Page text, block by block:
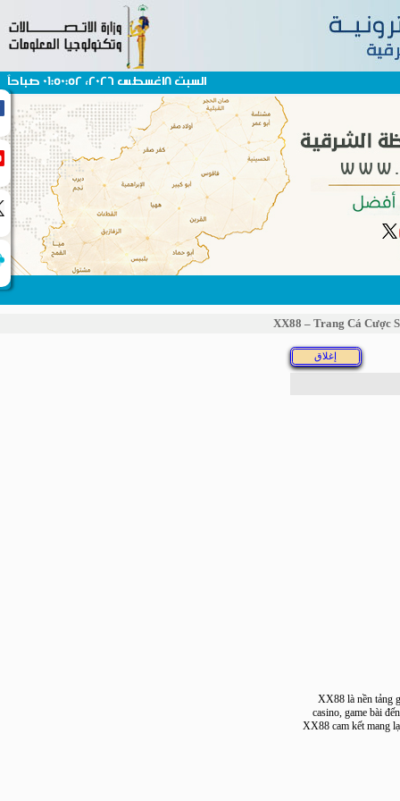
السبت 8اغسطس 2026، 01:50:52 صباحاً
XX88 – Trang Cá
XX88 là nền
casino, game
XX88 cam kết